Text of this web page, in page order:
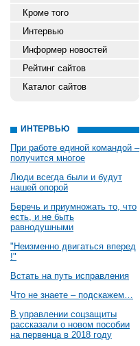
Кроме того
Интервью
Информер новостей
Рейтинг сайтов
Каталог сайтов
ИНТЕРВЬЮ
При работе единой командой –
получится многое
Люди всегда были и будут
нашей опорой
Беречь и приумножать то, что
есть, и не быть
равнодушными
"Неизменно двигаться вперед
!"
Встать на путь исправления
Что не знаете – подскажем…
В управлении соцзащиты
рассказали о новом пособии
на первенца в 2018 году